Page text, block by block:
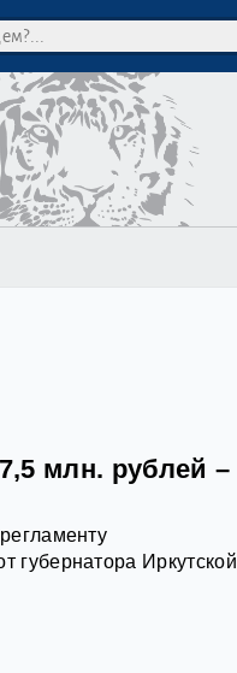
млн. рублей –
губернатора Иркутской